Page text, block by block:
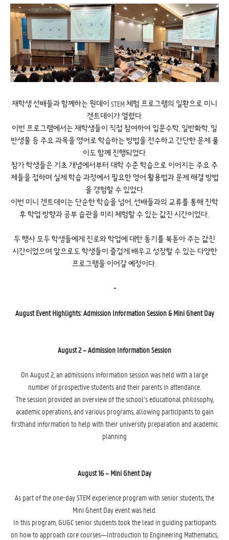
재학생 선배들과 함께하는 원데이 STEM 체험 프로그램의 일환으로 미니
겐트데이가 열렸다.
이번 프로그램에서는 재학생들이 직접 참여하여 입문수학, 일반화학, 일
반생물 등 주요 과목을 영어로 학습하는 방법을 전수하고 간단한 문제 풀
이도 함께 진행되었다.
참가 학생들은 기초 개념에서부터 대학 수준 학습으로 이어지는 주요 주
제들을 접하며 실제 학습 과정에서 필요한 영어 활용법과 문제 해결 방법
을 경험할 수 있었다.
이번 미니 겐트데이는 단순한 학습을 넘어, 선배들과의 교류를 통해 진학
후 학업 방향과 공부 습관을 미리 체험할 수 있는 값진 시간이었다..
두 행사 모두 학생들에게 진로와 학업에 대한 동기를 북돋아 주는 값진
시간이었으며 앞으로도 학생들이 즐겁게 배우고 성장할 수 있는 다양한
프로그램을 이어갈 예정이다.
-
August Event Highlights: Admission Information Session & Mini Ghent Day
August 2 – Admission Information Session
On August 2, an admissions information session was held with a large
number of prospective students and their parents in attendance.
The session provided an overview of the school’s educational philosophy,
academic operations, and various programs, allowing participants to gain
firsthand information to help with their university preparation and academic
planning
August 16 – Mini Ghent Day
As part of the one-day STEM experience program with senior students, the
Mini Ghent Day event was held.
In this program, GUGC senior students took the lead in guiding participants
on how to approach core courses—Introduction to Engineering Mathematics,